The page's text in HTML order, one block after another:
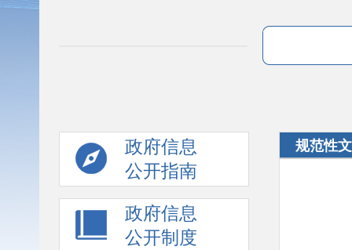
政府信息
公开指南
政府信息
公开制度
规范性